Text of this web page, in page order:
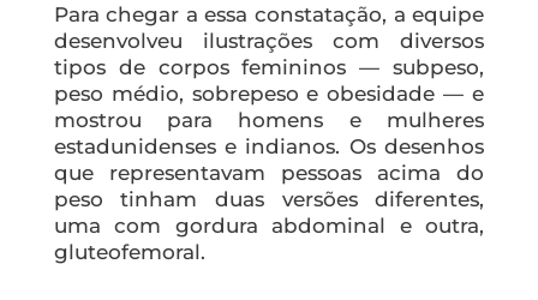
Para chegar a essa constatação, a equipe
desenvolveu ilustrações com diversos
tipos de corpos femininos — subpeso,
peso médio, sobrepeso e obesidade — e
mostrou para homens e mulheres
estadunidenses e indianos. Os desenhos
que representavam pessoas acima do
peso tinham duas versões diferentes,
uma com gordura abdominal e outra,
gluteofemoral.